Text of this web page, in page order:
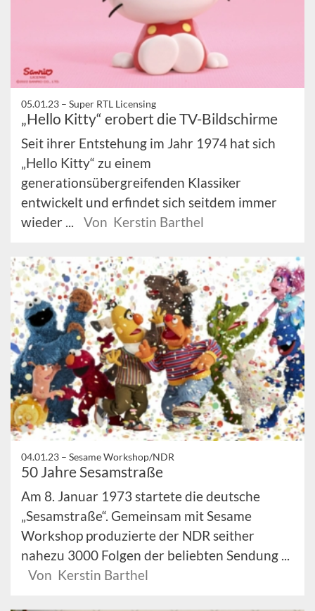
05.01.23 – Super RTL Licensing
„Hello Kitty“ erobert die TV-Bildschirme
Seit ihrer Entstehung im Jahr 1974 hat sich
„Hello Kitty“ zu einem
generationsübergreifenden Klassiker
entwickelt und erfindet sich seitdem immer
wieder ...
Von Kerstin Barthel
04.01.23 – Sesame Workshop/NDR
50 Jahre Sesamstraße
Am 8. Januar 1973 startete die deutsche
„Sesamstraße“. Gemeinsam mit Sesame
Workshop produzierte der NDR seither
nahezu 3000 Folgen der beliebten Sendung ...
Von Kerstin Barthel